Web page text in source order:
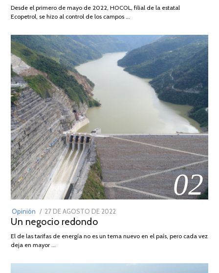
2026
Desde el primero de mayo de 2022, HOCOL, filial de la estatal
Ecopetrol, se hizo al control de los campos …
02
Opinión
POSTED
ON
27 DE AGOSTO DE 2022
DE
Un negocio redondo
El de las tarifas de energía no es un tema nuevo en el país, pero cada vez
deja en mayor …